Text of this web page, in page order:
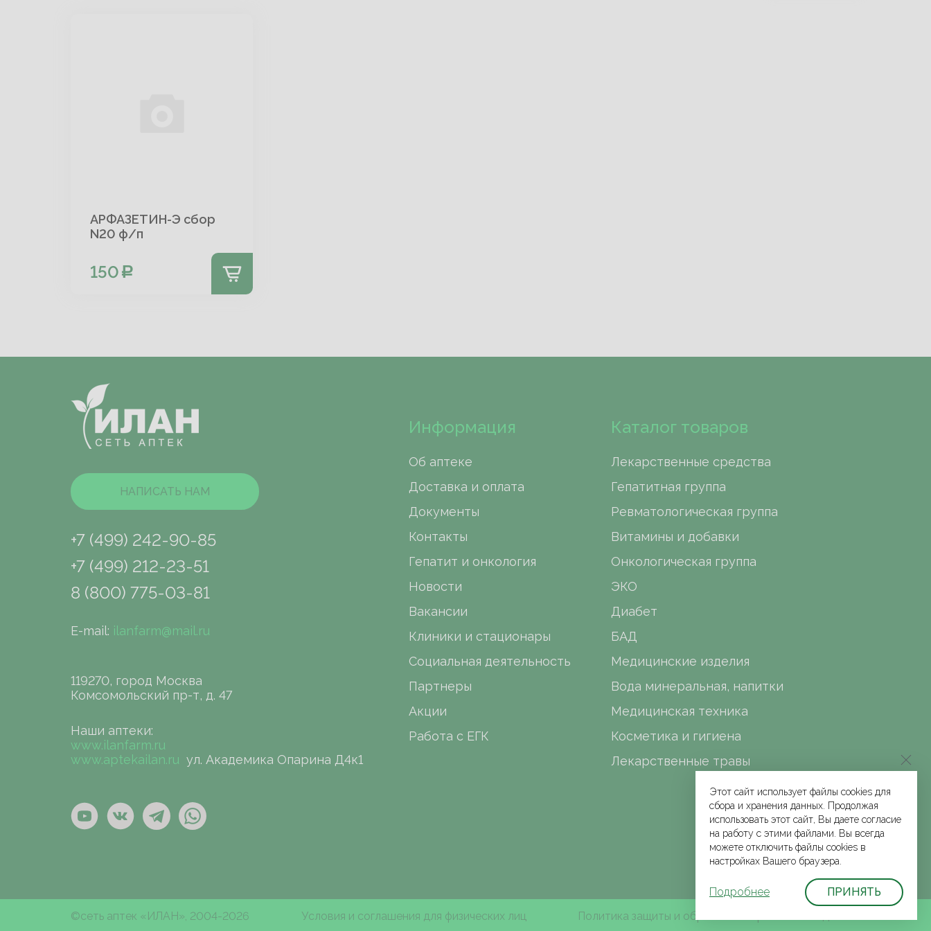
АРФАЗЕТИН-Э сбор
N20 ф/п
150
НАПИСАТЬ НАМ
+7 (499) 242-90-85
+7 (499) 212-23-51
8 (800) 775-03-81
E-mail: ilanfarm@mail.ru
119270, город Москва
Комсомольский пр-т, д. 47
Наши аптеки:
www.ilanfarm.ru
www.aptekailan.ru ул. Академика Опарина Д4к1
Информация
Об аптеке
Доставка и оплата
Документы
Контакты
Гепатит и онкология
Новости
Вакансии
Клиники и стационары
Социальная деятельность
Партнеры
Акции
Работа с ЕГК
Каталог товаров
Лекарственные средства
Гепатитная группа
Ревматологическая группа
Витамины и добавки
Онкологическая группа
ЭКО
Диабет
БАД
Медицинские изделия
Вода минеральная, напитки
Медицинская техника
Косметика и гигиена
Лекарственные травы
©сеть аптек «ИЛАН», 2004-2026 Условия и соглашения для физических лиц Политика защиты и обработки персональных данных
Этот сайт использует файлы cookies для
сбора и хранения данных. Продолжая
использовать этот сайт, Вы даете согласие
на работу с этими файлами. Вы всегда
можете отключить файлы cookies в
настройках Вашего браузера.
Подробнее ПРИНЯТЬ